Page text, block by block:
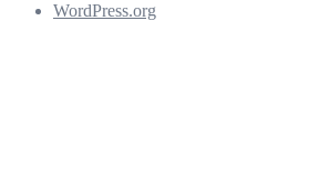
WordPress.org